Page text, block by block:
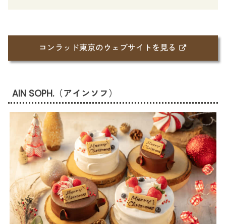
コンラッド東京のウェブサイトを見る
AIN SOPH.（アインソフ）